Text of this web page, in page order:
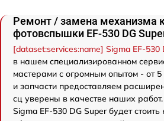
Ремонт / замена механизма
фотовспышки EF-530 DG
[dataset:services:name] Sigma EF-530
в нашем специализированном
мастерами с огромным опытом - от
и запчасти предоставляем
сц уверены в качестве наших
Sigma EF-530 DG Super будет